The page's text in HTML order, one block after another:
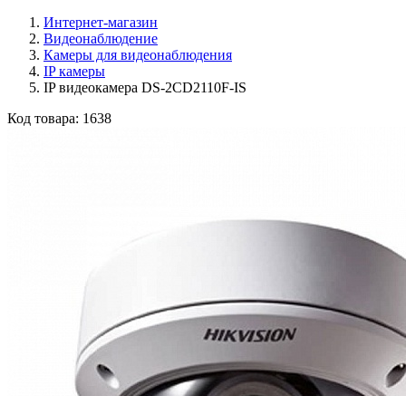
Интернет-магазин
Видеонаблюдение
Камеры для видеонаблюдения
IP камеры
IP видеокамера DS-2CD2110F-IS
Код товара: 1638